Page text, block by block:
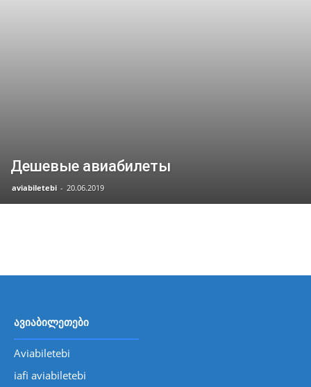
Дешевые авиабилеты
aviabiletebi - 20.06.2019
ავიაბილეთები
Aviabiletebi
iafi aviabiletebi